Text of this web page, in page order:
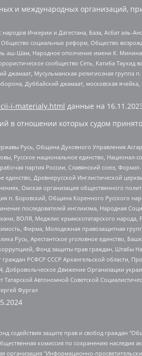
и международных организаций,
Ичкерии и Дагестана, База, Асбат аль-
социальных реформ, Общество
аш-Шам, Народное ополчение имени К.
сообщество Сеть, Катиба
джамаат, Мусульманская религиозная
Дуббайский джамаат, московская
i-materialy.html данные на
в отношении которых судом
Русь, Община Духовного Управления
Русское национальное единство,
партия России, Славянский союз,
Древнерусской Инглистической
Омская организация общественного
п. Боровский, Община Коренного Русского
последователей инглиизма, Народная
ВОЛЯ, Меджлис крымскотатарского народа,
Фирма, Молодежная правозащитная
Русь, Арестантское уголовное единство,
Фонд защиты прав граждан, Штабы
РСФСР СССР Архангельской области,
Движение Организации
Автономной Советской
Фургал
Михайловна, Лукьянова Юлия Сергеевна, Маетная Елизавета Витальевна, Маняхин Петр Борисович, Чуракова Ольга Владимировна, Ярош Юлия Петровна, Юридическое лицо "The Insider SIA", зарегистрированное в Риге, Латвийская Республика (дата регистрации 26.06.2015), являющееся администратором доменного имени интернет-издания "The Insider SIA", https://theins.ru, Постернак Алексей Евгеньевич, Рубин Михаил Аркадьевич, Анин Роман Александрович, Юридическое лицо Istories fonds, зарегистрированное в Латвийской Республике (регистрационный номер 50008295751, дата регистрации 24.02.2020), Великовский Дмитрий Александрович, Долинина Ирина Николаевна, Мароховская Алеся Алексеевна, Шлейнов Роман Юрьевич, Шмагун Олеся Валентиновна, Общество с ограниченной ответственностью "Альтаир 2021", Общество с ограниченной ответственностью "Вега 2021", Общество с ограниченной ответственностью "Главный редактор 2021", Общество с ограниченной ответственностью "Ромашки монолит", Важенков Артем Валерьевич, Ивановская областная общественная организация "Центр гендерных исследований", Гурман Юрий Альбертович, Медиапроект "ОВД-Инфо", Егоров Владимир Владимирович, Жилинский Владимир Александрович, Общество с ограниченной ответственностью "ЗП", Иванова София Юрьевна, Карезина Инна Павловна, Кильтау Екатерина Викторовна, Петров Алексей Викторович, Пискунов Сергей Евгеньевич, Смирнов Сергей Сергеевич, Тихонов Михаил Сергеевич, Общество с ограниченной ответственностью "ЖУРНАЛИСТ-ИНОСТРАННЫЙ АГЕНТ", Арапова Галина Юрьевна, Вольтская Татьяна Анатольевна, Американская компания "Mason G.E.S. Anonymous Foundation" (США), являющаяся владельцем интернет-издания https://mnews.world/, Компания "Stichting Bellingcat", зарегистрированная в Нидерландах (дата регистрации 11.07.2018), Захаров Андрей Вячеславович, Клепиковская Екатерина Дмитриевна, Общество с ограниченной ответственностью "МЕМО", Перл Роман Александрович, Симонов Евгений Алексеевич, Соловьева Елена Анатольевна, Сотников Даниил Владимирович, Сурначева Елизавета